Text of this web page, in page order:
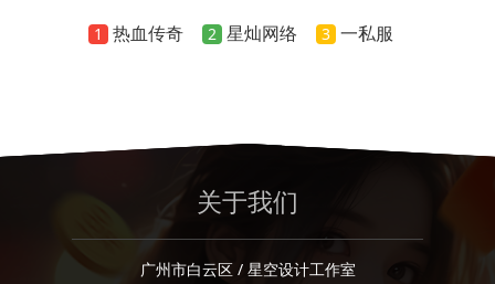
1 热血传奇 2 星灿网络 3 一私服
关于我们
广州市白云区 / 星空设计工作室